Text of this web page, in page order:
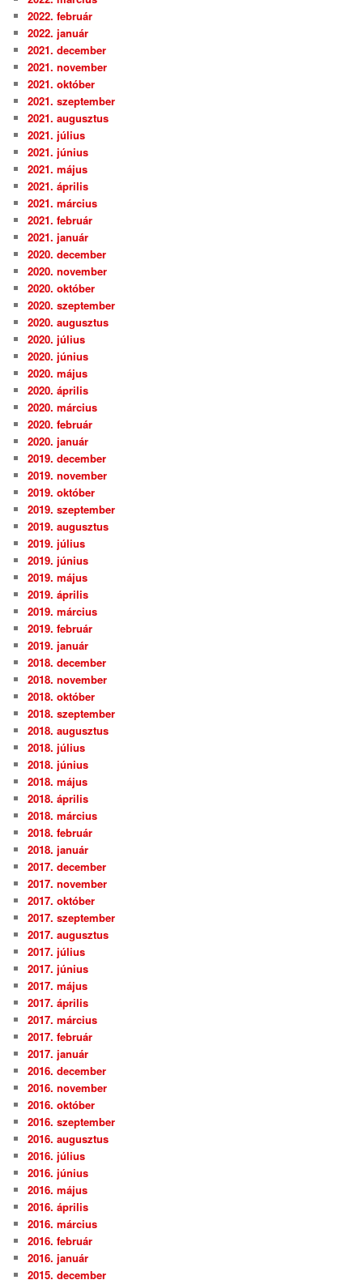
2022. február
2022. január
2021. december
2021. november
2021. október
2021. szeptember
2021. augusztus
2021. július
2021. június
2021. május
2021. április
2021. március
2021. február
2021. január
2020. december
2020. november
2020. október
2020. szeptember
2020. augusztus
2020. július
2020. június
2020. május
2020. április
2020. március
2020. február
2020. január
2019. december
2019. november
2019. október
2019. szeptember
2019. augusztus
2019. július
2019. június
2019. május
2019. április
2019. március
2019. február
2019. január
2018. december
2018. november
2018. október
2018. szeptember
2018. augusztus
2018. július
2018. június
2018. május
2018. április
2018. március
2018. február
2018. január
2017. december
2017. november
2017. október
2017. szeptember
2017. augusztus
2017. július
2017. június
2017. május
2017. április
2017. március
2017. február
2017. január
2016. december
2016. november
2016. október
2016. szeptember
2016. augusztus
2016. július
2016. június
2016. május
2016. április
2016. március
2016. február
2016. január
2015. december